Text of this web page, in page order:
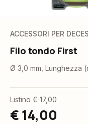
ACCESSORI PER
Filo tondo First
Ø 3,0 mm, Lunghezza
Listino € 17,00
€ 14,00